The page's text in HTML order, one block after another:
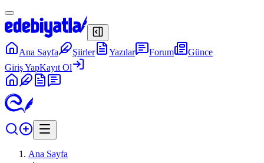
Ana Sayfa Şiirler Yazılar Forum
Günce
Giriş YapKayıt Ol
Ana Sayfa